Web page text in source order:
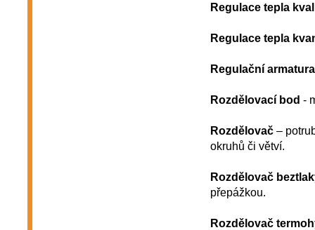
Regulace tepla
Regulace tepla
Regulační armatura
Rozdělovací bod -
Rozdělovač–
okruhů či větví.
Rozdělovač
přepážkou.
Rozdělovač